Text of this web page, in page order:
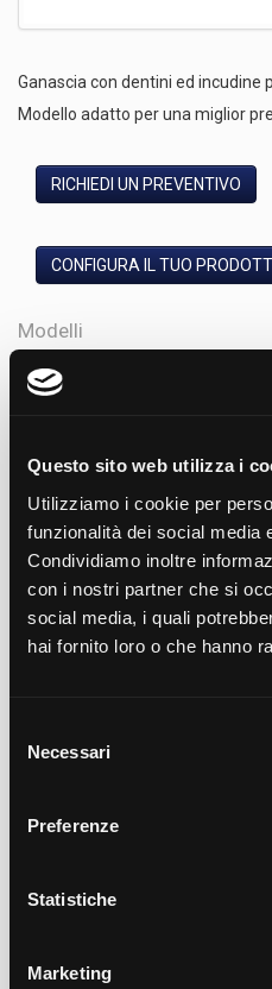
Questo sito web utilizza i
Utilizziamo i cookie per
funzionalità dei social media
Condividiamo inoltre
con i nostri partner che si
social media, i quali
hai fornito loro o che hanno
delNecessari
Preferenze
Statistiche
Marketing
Ganascia con dentini ed incudine
Modello adatto per una miglior
RICHIEDI UN PREVENTIVO
CONFIGURA IL TUO
Modelli
Nome
Carro mobile GF 150 mm(CGF150.L)
Portaganasce GF 150mm(PGF150.L)
Carro mobile GF 150 mm(CGF150.N)
Carro mobile GF 150 mm (CGF150.M)
Portaganasce GF 150mm(PGF150.N)